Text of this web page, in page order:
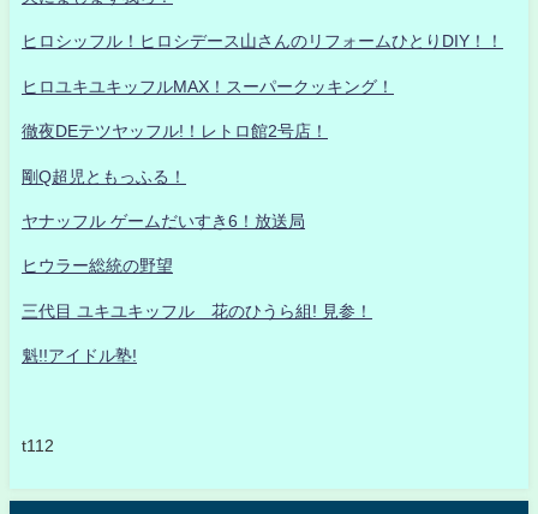
ヒロシッフル！ヒロシデース山さんのリフォームひとりDIY！！
ヒロユキユキッフルMAX！スーパークッキング！
徹夜DEテツヤッフル!！レトロ館2号店！
剛Q超児ともっふる！
ヤナッフル ゲームだいすき6！放送局
ヒウラー総統の野望
三代目 ユキユキッフル 花のひうら組! 見参！
魁!!アイドル塾!
t112